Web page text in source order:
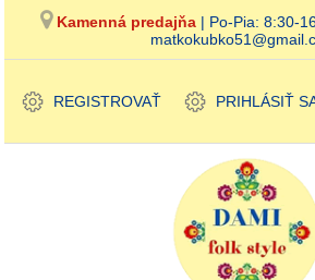
Kamenná predajňa | Po-Pia: 8:30-
REGISTROVAŤ PRIHLÁSIŤ